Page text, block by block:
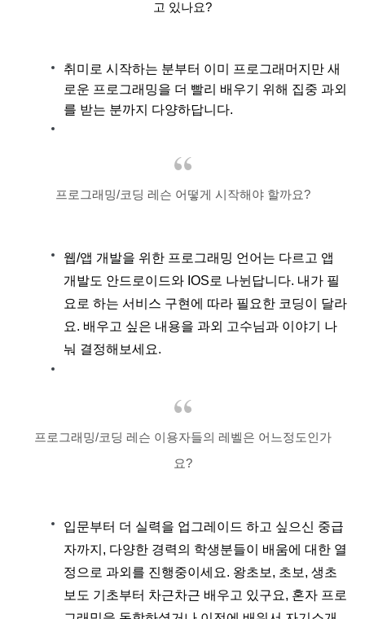
고 있나요?
취미로 시작하는 분부터 이미 프로그래머지만 새
로운 프로그래밍을 더 빨리 배우기 위해 집중 과외
를 받는 분까지 다양하답니다.
프로그래밍/코딩 레슨 어떻게 시작해야 할까요?
웹/앱 개발을 위한 프로그래밍 언어는 다르고 앱
개발도 안드로이드와 IOS로 나뉜답니다. 내가 필
요로 하는 서비스 구현에 따라 필요한 코딩이 달라
요. 배우고 싶은 내용을 과외 고수님과 이야기 나
눠 결정해보세요.
프로그래밍/코딩 레슨 이용자들의 레벨은 어느정도인가
요?
입문부터 더 실력을 업그레이드 하고 싶으신 중급
자까지, 다양한 경력의 학생분들이 배움에 대한 열
정으로 과외를 진행중이세요. 왕초보, 초보, 생초
보도 기초부터 차근차근 배우고 있구요, 혼자 프로